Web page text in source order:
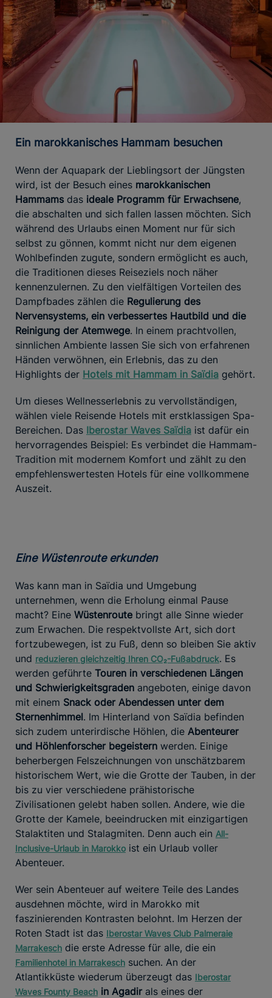
Ein marokkanisches Hammam besuchen
Wenn der Aquapark der Lieblingsort der Jüngsten
wird, ist der Besuch eines marokkanischen
Hammams das ideale Programm für Erwachsene,
die abschalten und sich fallen lassen möchten. Sich
während des Urlaubs einen Moment nur für sich
selbst zu gönnen, kommt nicht nur dem eigenen
Wohlbefinden zugute, sondern ermöglicht es auch,
die Traditionen dieses Reiseziels noch näher
kennenzulernen. Zu den vielfältigen Vorteilen des
Dampfbades zählen die Regulierung des
Nervensystems, ein verbessertes Hautbild und die
Reinigung der Atemwege. In einem prachtvollen,
sinnlichen Ambiente lassen Sie sich von erfahrenen
Händen verwöhnen, ein Erlebnis, das zu den
Highlights der Hotels mit Hammam in Saïdia gehört.
Um dieses Wellnesserlebnis zu vervollständigen,
wählen viele Reisende Hotels mit erstklassigen Spa-
Bereichen. Das Iberostar Waves Saïdia ist dafür ein
hervorragendes Beispiel: Es verbindet die Hammam-
Tradition mit modernem Komfort und zählt zu den
empfehlenswertesten Hotels für eine vollkommene
Auszeit.
Eine Wüstenroute erkunden
Was kann man in Saïdia und Umgebung
unternehmen, wenn die Erholung einmal Pause
macht? Eine Wüstenroute bringt alle Sinne wieder
zum Erwachen. Die respektvollste Art, sich dort
fortzubewegen, ist zu Fuß, denn so bleiben Sie aktiv
und reduzieren gleichzeitig Ihren CO₂-Fußabdruck. Es
werden geführte Touren in verschiedenen Längen
und Schwierigkeitsgraden angeboten, einige davon
mit einem Snack oder Abendessen unter dem
Sternenhimmel. Im Hinterland von Saïdia befinden
sich zudem unterirdische Höhlen, die Abenteurer
und Höhlenforscher begeistern werden. Einige
beherbergen Felszeichnungen von unschätzbarem
historischem Wert, wie die Grotte der Tauben, in der
bis zu vier verschiedene prähistorische
Zivilisationen gelebt haben sollen. Andere, wie die
Grotte der Kamele, beeindrucken mit einzigartigen
Stalaktiten und Stalagmiten. Denn auch ein All-
Inclusive-Urlaub in Marokko ist ein Urlaub voller
Abenteuer.
Wer sein Abenteuer auf weitere Teile des Landes
ausdehnen möchte, wird in Marokko mit
faszinierenden Kontrasten belohnt. Im Herzen der
Roten Stadt ist das Iberostar Waves Club Palmeraie
Marrakesch die erste Adresse für alle, die ein
Familienhotel in Marrakesch suchen. An der
Atlantikküste wiederum überzeugt das Iberostar
Waves Founty Beach in Agadirals eines der